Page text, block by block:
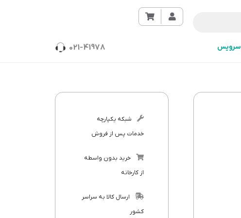
سرویس 021-41978
شبکه یکپارچه
خدمات پس از فروش
خرید بدون واسطه
از کارخانه
ارسال کالا به سراسر
کشور